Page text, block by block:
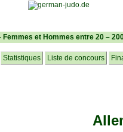
et Hommes entre 20 –
Statistiques Liste de concours